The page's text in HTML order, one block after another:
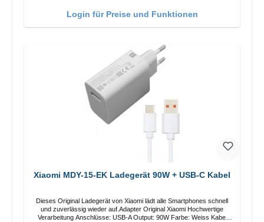
Login für Preise und Funktionen
Xiaomi MDY-15-EK Ladegerät 90W + USB-C Kabel
Dieses Original Ladegerät von Xiaomi lädt alle Smartphones schnell
und zuverlässig wieder auf.Adapter Original Xiaomi Hochwertige
Verarbeitung Anschlüsse: USB-A Output: 90W Farbe: Weiss Kabel